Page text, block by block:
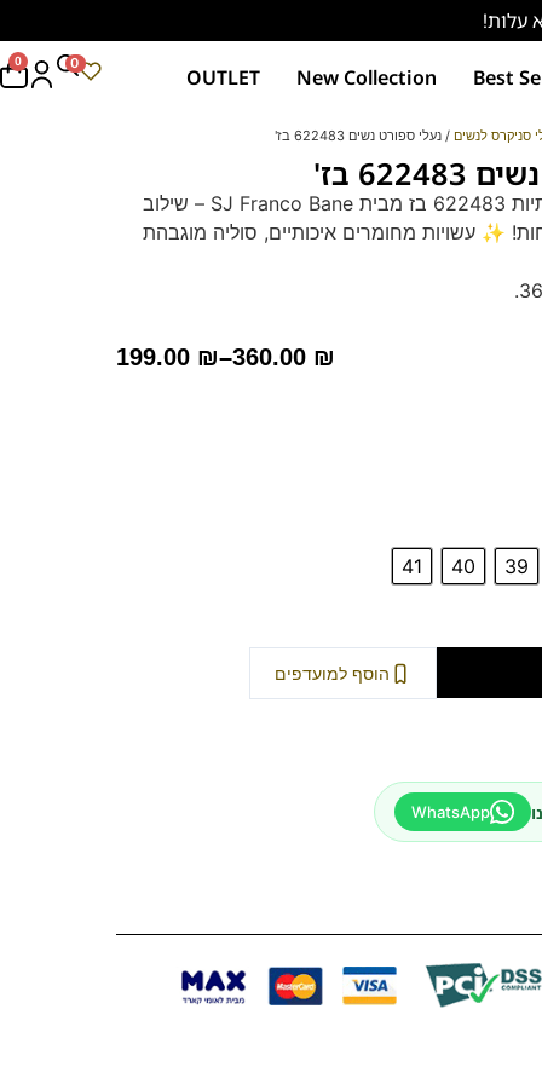
Best
New Collection
OUTLET
0 0
סניקרס לנשים / נעלי ספורט נשים 622483 בז'
בז'
סניקרס נשים אופנתיות 622483 בז מבית SJ Franco Bane – שילוב
✨ עשויות מחומרים איכותיים, סוליה מוגבהת
199.00 ₪–360.00 ₪
39
40
41
הוסף למועדפים
WhatsApp